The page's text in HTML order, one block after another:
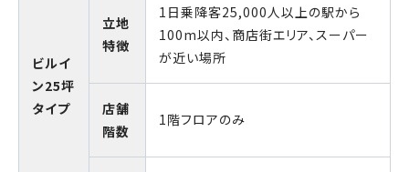
ビルイ
ン25坪
タイプ
立地
特徴
1日乗降客25,000人以上の駅から
100m以内、商店街エリア、スーパー
が近い場所
店舗
階数
1階フロアのみ